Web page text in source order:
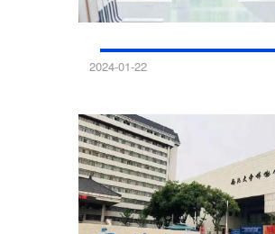
西安邮电大学同等学历人
2024-01-22